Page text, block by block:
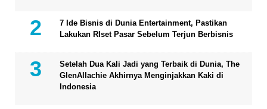
7 Ide Bisnis di Dunia Entertainment, Pastikan
Lakukan RIset Pasar Sebelum Terjun Berbisnis
Setelah Dua Kali Jadi yang Terbaik di Dunia, The
GlenAllachie Akhirnya Menginjakkan Kaki di
Indonesia